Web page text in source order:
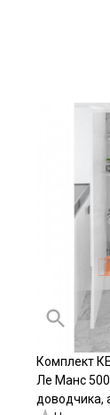
Комплект
Ле Манс
доводчика,